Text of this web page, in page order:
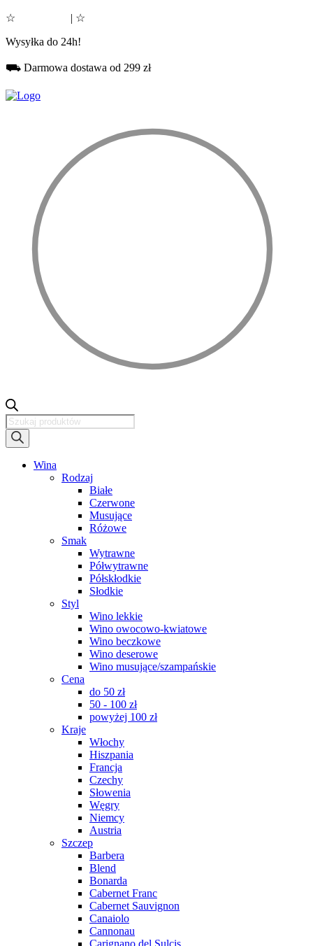
☆ | ☆
Wysyłka do 24h!
⛟ Darmowa dostawa od 299 zł
Wyszukiwarka
produktów
Wina
Rodzaj
Białe
Czerwone
Musujące
Różowe
Smak
Wytrawne
Półwytrawne
Półskłodkie
Słodkie
Styl
Wino lekkie
Wino owocowo-kwiatowe
Wino beczkowe
Wino deserowe
Wino musujące/szampańskie
Cena
do 50 zł
50 - 100 zł
powyżej 100 zł
Kraje
Włochy
Hiszpania
Francja
Czechy
Słowenia
Węgry
Niemcy
Austria
Szczep
Barbera
Blend
Bonarda
Cabernet Franc
Cabernet Sauvignon
Canaiolo
Cannonau
Carignano del Sulcis